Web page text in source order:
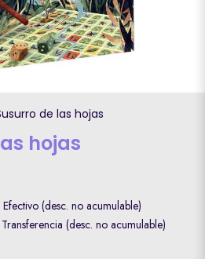
de las hojas
hojas
(desc. no acumulable)
(desc. no acumulable)